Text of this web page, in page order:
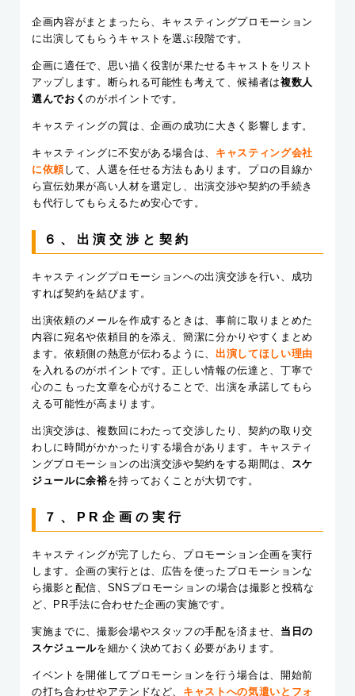
企画内容がまとまったら、キャスティングプロモーション
に出演してもらうキャストを選ぶ段階です。
企画に適任で、思い描く役割が果たせるキャストをリスト
アップします。断られる可能性も考えて、候補者は複数人
選んでおくのがポイントです。
キャスティングの質は、企画の成功に大きく影響します。
キャスティングに不安がある場合は、 キャスティング会社
に依頼して、人選を任せる方法もあります。プロの目線か
ら宣伝効果が高い人材を選定し、出演交渉や契約の手続き
も代行してもらえるため安心です。
６、出演交渉と契約
キャスティングプロモーションへの出演交渉を行い、成功
すれば契約を結びます。
出演依頼のメールを作成するときは、事前に取りまとめた
内容に宛名や依頼目的を添え、簡潔に分かりやすくまとめ
ます。依頼側の熱意が伝わるように、出演してほしい理由
を入れるのがポイントです。正しい情報の伝達と、丁寧で
心のこもった文章を心がけることで、出演を承諾してもら
える可能性が高まります。
出演交渉は、複数回にわたって交渉したり、契約の取り交
わしに時間がかかったりする場合があります。キャスティ
ングプロモーションの出演交渉や契約をする期間は、 スケ
ジュールに余裕を持っておくことが大切です。
７、PR企画の実行
キャスティングが完了したら、プロモーション企画を実行
します。企画の実行とは、広告を使ったプロモーションな
ら撮影と配信、SNSプロモーションの場合は撮影と投稿な
ど、PR手法に合わせた企画の実施です。
実施までに、撮影会場やスタッフの手配を済ませ、 当日の
スケジュールを細かく決めておく必要があります。
イベントを開催してプロモーションを行う場合は、開始前
の打ち合わせやアテンドなど、 キャストへの気遣いとフォ